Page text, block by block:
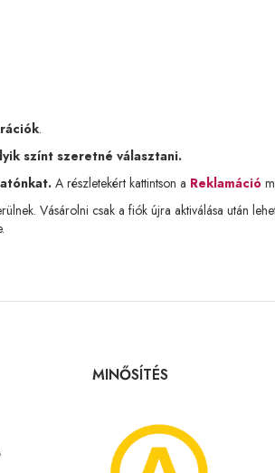
.
színt szeretné választani.
A részletekért kattintson a Reklamáció
Vásárolni csak a fiók újra aktiválása után
MINŐSÍTÉS